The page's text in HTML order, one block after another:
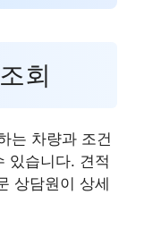
회
는 차량과 조건
있습니다. 견적
상담원이 상세